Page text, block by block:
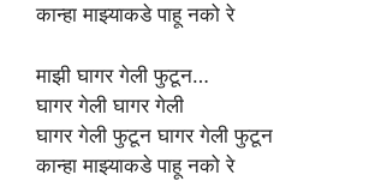
कान्हा माझ्याकडे पाहू नको रे
माझी घागर गेली फुटून…
घागर गेली घागर गेली
घागर गेली फुटून घागर गेली फुटून
कान्हा माझ्याकडे पाहू नको रे